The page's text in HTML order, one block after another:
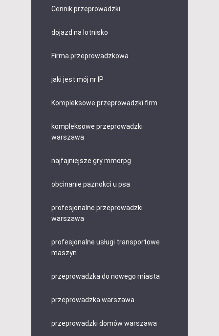
Cennik przeprowadzki
dojazd na lotnisko
Firma przeprowadzkowa
jaki jest mój nr IP
Kompleksowe przeprowadzki firm
kompleksowe przeprowadzki
warszawa
najfajniejsze gry mmorpg
obcinanie paznokci u psa
profesjonalne przeprowadzki
warszawa
profesjonalne usługi transportowe
maszyn
przeprowadzka do nowego miasta
przeprowadzka warszawa
przeprowadzki domów warszawa